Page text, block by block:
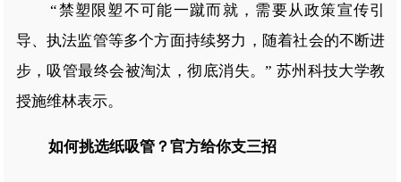
“禁塑限塑不可能一蹴而就，需要从政策宣传引
导、执法监管等多个方面持续努力，随着社会的不断进
步，吸管最终会被淘汰，彻底消失。” 苏州科技大学教
授施维林表示。
如何挑选纸吸管？官方给你支三招